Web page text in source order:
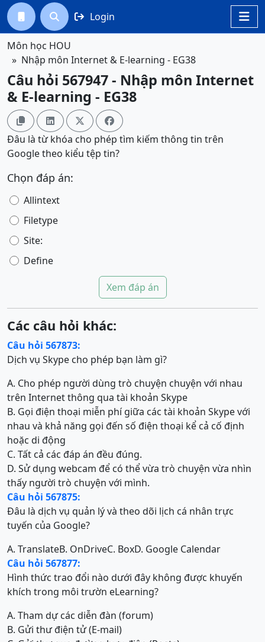

  Login
Môn học HOU
Nhập môn Internet & E-learning - EG38
Câu hỏi 567947 - Nhập môn Internet
& E-learning - EG38
   
Đâu là từ khóa cho phép tìm kiếm thông tin trên
Google theo kiểu tệp tin?
Chọn đáp án:
Allintext
Filetype
Site:
Define
Xem đáp án
Các câu hỏi khác:
Câu hỏi 567873:
Dịch vụ Skype cho phép bạn làm gì?
A. Cho phép người dùng trò chuyện chuyện với nhau
trên Internet thông qua tài khoản Skype
B. Gọi điện thoại miễn phí giữa các tài khoản Skype với
nhau và khả năng gọi đến số điện thoại kể cả cố định
hoặc di động
C. Tất cả các đáp án đều đúng.
D. Sử dụng webcam để có thể vừa trò chuyện vừa nhìn
thấy người trò chuyện với mình.
Câu hỏi 567875:
Đâu là dịch vụ quản lý và theo dõi lịch cá nhân trực
tuyến của Google?
A. TranslateB. OnDriveC. BoxD. Google Calendar
Câu hỏi 567877:
Hình thức trao đổi nào dưới đây không được khuyến
khích trong môi trườn eLearning?
A. Tham dự các diễn đàn (forum)
B. Gửi thư điện tử (E-mail)